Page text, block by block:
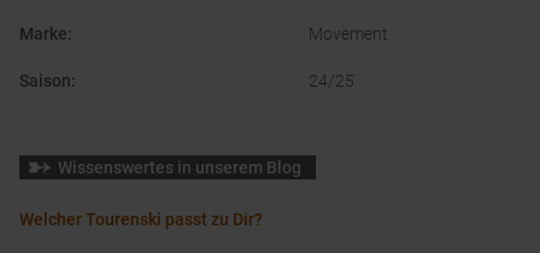
Marke: Movement
Saison: 24/25
Wissenswertes in unserem Blog
Welcher Tourenski passt zu Dir?